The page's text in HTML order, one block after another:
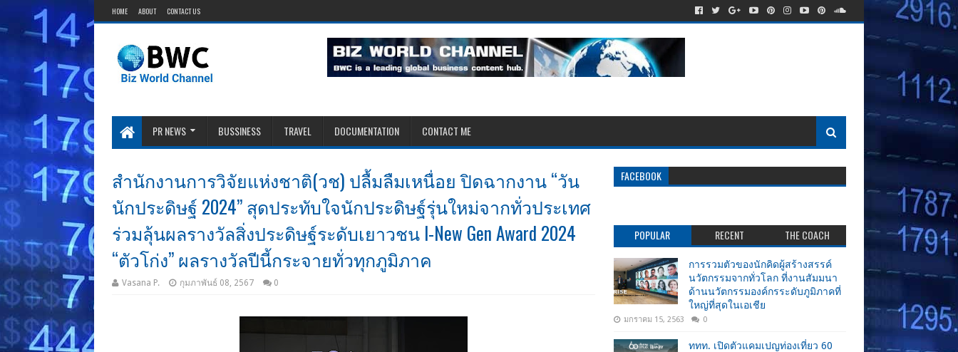
HOME ABOUT CONTACT US
PR NEWS BUSSINESS TRAVEL DOCUMENTATION CONTACT ME
สำนักงานการวิจัยแห่งชาติ(วช) ปลื้มลืมเหนื่อย ปิดฉากงาน “วัน
นักประดิษฐ์ 2024” สุดประทับใจนักประดิษฐ์รุ่นใหม่จากทั่วประเทศ
ร่วมลุ้นผลรางวัลสิ่งประดิษฐ์ระดับเยาวชน I-New Gen Award 2024
“ตัวโก่ง” ผลรางวัลปีนี้กระจายทั่วทุกภูมิภาค
Vasana P. กุมภาพันธ์ 08, 2567 0
FACEBOOK
POPULAR RECENT THE COACH
การรวมตัวของนักคิดผู้สร้างสรรค์
นวัตกรรมจากทั่วโลก ที่งานสัมมนา
ด้านนวัตกรรมองค์กรระดับภูมิภาคที่
ใหญ่ที่สุดในเอเชีย
มกราคม 15, 2563 0
ททท. เปิดตัวแคมเปญท่องเที่ยว 60